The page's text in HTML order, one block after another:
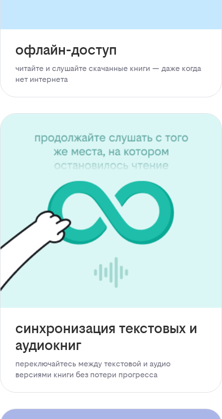
офлайн-доступ
читайте и слушайте скачанные книги — даже когда
нет интернета
синхронизация текстовых и
аудиокниг
переключайтесь между текстовой и аудио
версиями книги без потери прогресса